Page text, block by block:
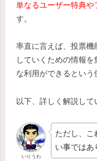
単なるユーザー特典や
す。
率直に言えば、投票機
していくための情報
な利用ができるという
以下、詳しく解説して
いりうわ
ただし、こ
い事ではあ